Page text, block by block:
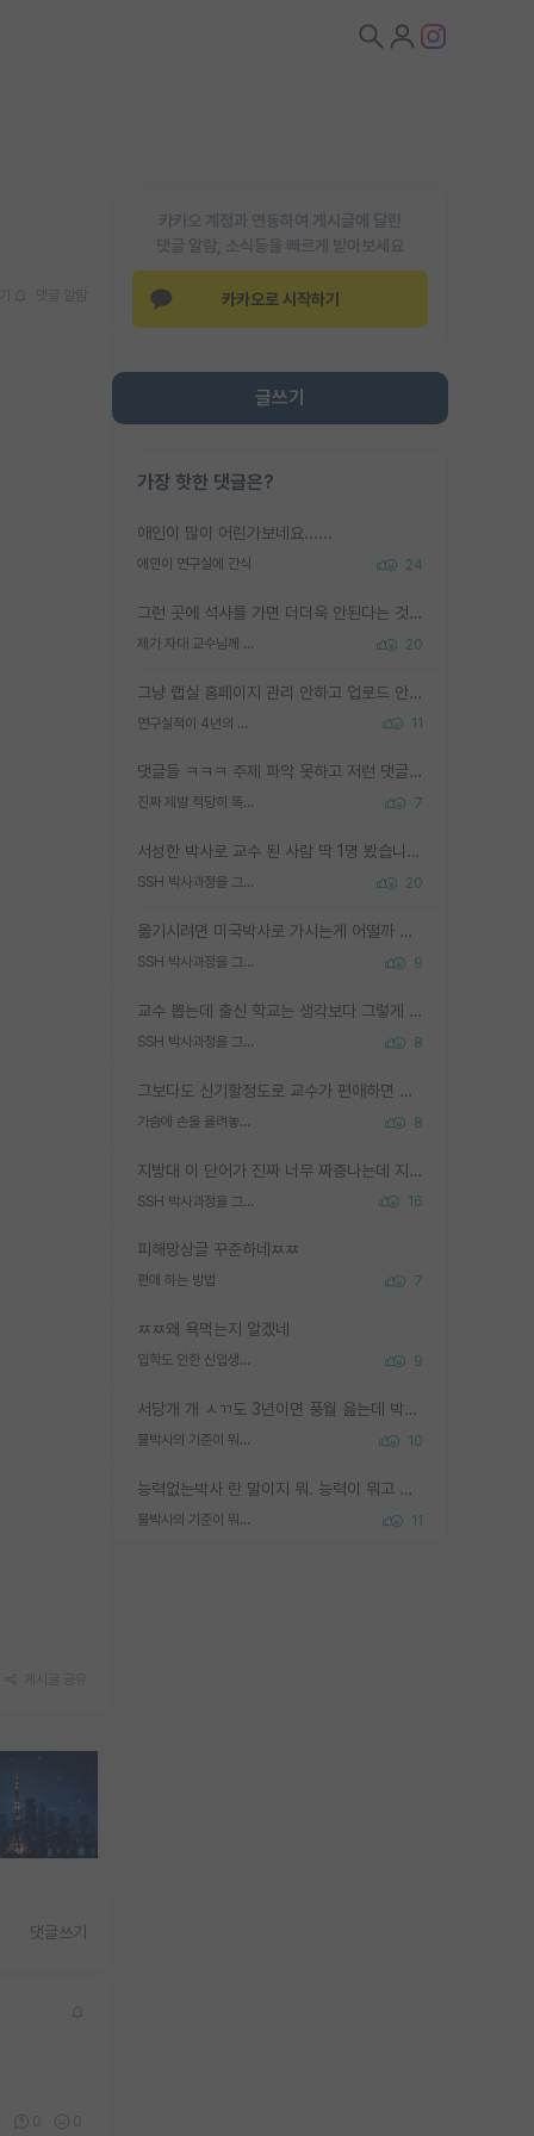
카카오 계정과 연동하여 게시글에 달린
댓글 알람, 소식등을 빠르게 받아보세요
카카오로 시작하기
글쓰기
가장 핫한 댓글은?
애인이 많이 어린가보네요......
애인이 연구실에 간식 24
그런 곳에 석사를 가면 더더욱 안된다는 것을 깨달으시면 된겁니다!
제가 자대 교수님께 무례하게 행동한 걸까요? 20
그냥 랩실 홈페이지 관리 안하고 업로드 안한거 아님?
연구실적이 4년의 공백이 있는거 어떻게 생각하냐 11
댓글들 ㅋㅋㅋ 주제 파악 못하고 저런 댓글들을 쓰네. 조직에 인간이 얼마나 중요한데 걱정될 수도 있지 ㅋㅋ 본인들은 퍽이나 잘하나봐 ? 현실은 남들한테 욕 안 먹는 1인분만 하는 것도 힘들텐데 ?
진짜 제발 적당히 똑똑한 박사과정이라도 위에 있었으면.. 7
서성한 박사로 교수 된 사람 딱 1명 봤습니다. 근데 지방대 박사로 교수된 거는 기적이 일어나야되요. 서성한 학부부터여도 빡센게 교수임용일텐데 지방대박사로 무슨 교수가 되나요...... 중소기업/중견기업 팀장급/연구소장급이나 될거 같네요.
SSH 박사과정을 그만두고 지방대 박사로 옮기면 교수의 꿈은 끝일까요? 20
옮기시려면 미국박사로 가시는게 어떨까 싶네요. 교수가 꿈이면 미국박사 하고 미국교수 까지 같이 노리시는게 기회가 많지 않을까요?
SSH 박사과정을 그만두고 지방대 박사로 옮기면 교수의 꿈은 끝일까요? 9
교수 뽑는데 출신 학교는 생각보다 그렇게 안 봄. 앞으로는 더 안 보게 될거임. 박사는 어디서 진행해도 됨. 단, 제대로 쌓고 좋은 실적 만들 수 있다면. 그런데 지방대는 그럴 가능성이 지극히 낮음. 나만 열심히 잘 하면 된다? 인간은 주변 환경에 지배되는 나약한 존재임. 주변의 지방대 대학원생과 섞이고 지방 특유의 여유로움 또는 나쁘게 얘기해서 나태함에 젖어 살다보면 교수의 꿈 자체를 잊어버리게 될 가능성도 있음. 주변 환경이 70~80%임.
SSH 박사과정을 그만두고 지방대 박사로 옮기면 교수의 꿈은 끝일까요? 8
그보다도 신기할정도로 교수가 편애하면 그사람만 논문이 되더라구요 내용이 다른 사람보다 허접해도요
가슴에 손을 올려놓고 싫어하는 사람 불공정하게 리뷰 8
지방대 이 단어가 진짜 너무 짜증나는데 지방대면 다 그냥 쓰레기인가요? 무슨 말 같지도 않은 댓글들이 있는건지??? 지방에도 충분히 좋은 대학 많고 충분히 잘하는 교수님들 많습니다 포항공대 4개 IST 대표 지거국들 여기 모두 다 지방에 있고 여기 출신들 중에 교수하는 분들 적지 않습니다 지거국 출신이 무슨 교수를 하냐?라고 생각할 사람들 많은데 상위 대표 지거국에 아웃라이어들 많습니다 결국 개인의 연구역량과 실적이 중요합니다 이 역량을 펼치는데 있어서 지도교수와의 합도 중요합니다. 그리고 경력이 필요하면 해외포닥까지 다녀오세요
SSH 박사과정을 그만두고 지방대 박사로 옮기면 교수의 꿈은 끝일까요? 16
피해망상글 꾸준하네ㅉㅉ
편애 하는 방법 7
ㅉㅉ왜 욕먹는지 알겠네
입학도 안한 신입생이 원래 관심을 받나요 9
서당개 개 ㅅㄲ도 3년이면 풍월 읊는데 박사 5년 이상 대리고 있으면서 물된건 교수 탓 맞는ㄱ게 거기가 서당이 아니란 소리임
물박사의 기준이 뭐임? 10
능력없는박사 란 말이지 뭐. 능력이 뭐고 능력이 있다는게 뭔지는 사람마다 기준이 다르니까 얘기해봐야 서로 자기 기준만 얘기해서 논쟁이 끝이 안나고. 주위에서 능력있고 야심있는 신입생이 교수가 유의미한 피드백을 아예 안주면서 제대로된 과제에 참여해볼 기회도 제공하지 않고 잡일 뺑뺑이만 돌려서 맨날 단순작업만 하면서 밤새다가 눈빛이 점점 죽어가는걸 본 사람은 물박사는 교수탓이라고 하고, 교수는 이것저것 알려도 주고 기회도 주고 사수 동기 붙여주면서 어떻게든 끌고가려고 하는데 본인이 매일 뺀질거리면서 출근 하는둥마는둥 하다가 기껏 와서도 폰이나 쳐다보다가 실험 망치고 저녁약속있어서 먼저 가볼게요~ 하는걸 본 사람은 물박사는 본인탓이라고 함.
물박사의 기준이 뭐임? 11
댓글쓰기